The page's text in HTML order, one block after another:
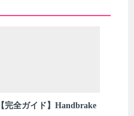
【完全ガイド】Handbrake